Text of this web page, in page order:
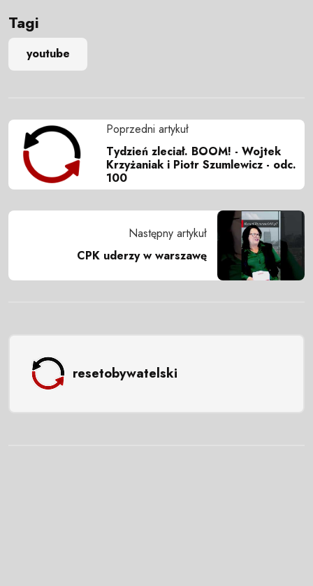
Tagi
youtube
Poprzedni artykuł
Tydzień zleciał. BOOM! - Wojtek
Krzyżaniak i Piotr Szumlewicz - odc.
100
Następny artykuł
CPK uderzy w warszawę
resetobywatelski